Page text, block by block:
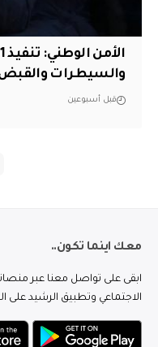
والسيطرات والقبض على 29
قبل أسبوعين
معك اينما تكون..
ابقى على تواصل معنا عبر
الاجتماعي وتطبيق الرشيد على